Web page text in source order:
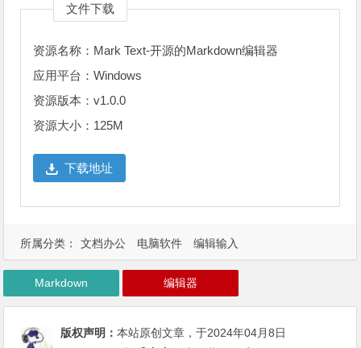
文件下载
资源名称：Mark Text-开源的Markdown编辑器
应用平台：Windows
资源版本：v1.0.0
资源大小：125M
下载地址
所属分类： 文档办公 电脑软件 编辑输入
Markdown 编辑器
版权声明：本站原创文章，于2024年04月8日